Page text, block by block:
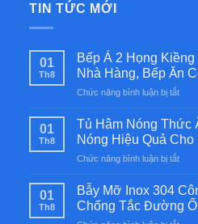
TIN TỨC MỚI
01
Th8
Bếp Á 2 Họng
Nhà Hàng, Bếp Ăn
Chức năng bình luận bị tắtở
Á
2
Kiềng
Ú
Inox
304
01
Th8
Tủ Hâm Nóng Thức
Nóng Hiệu Quả
Chức năng bình luận bị tắtở
Hâm
Nóng
01
Th8
Bẫy Mỡ Inox 304
Chống Tắc Đường